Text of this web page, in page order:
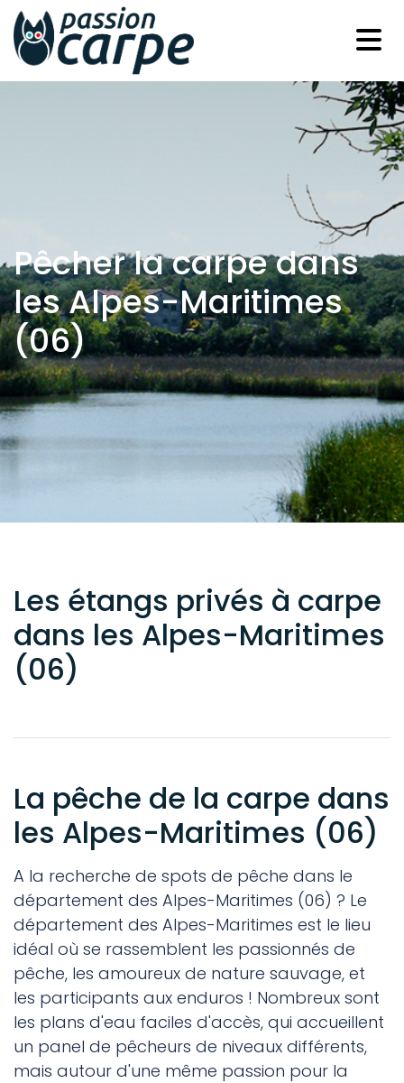
Pêcher la carpe dans
les Alpes-Maritimes
(06)
Les étangs privés à carpe
dans les Alpes-Maritimes
(06)
La pêche de la carpe dans
les Alpes-Maritimes (06)
A la recherche de spots de pêche dans le
département des Alpes-Maritimes (06) ? Le
département des Alpes-Maritimes est le lieu
idéal où se rassemblent les passionnés de
pêche, les amoureux de nature sauvage, et
les participants aux enduros ! Nombreux sont
les plans d'eau faciles d'accès, qui accueillent
un panel de pêcheurs de niveaux différents,
mais autour d'une même passion pour la